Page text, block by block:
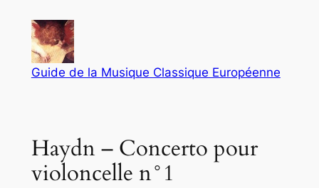
contenu
Guide de la Musique Classique Européenne
Haydn – Concerto pour
violoncelle n°1